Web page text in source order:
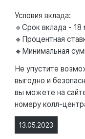
13.05.2023
Условия вклада:
🔹Срок вклада - 18
🔹Процентная
🔹Минимальная
Не упустите
выгодно и
вы можете на
номеру колл-